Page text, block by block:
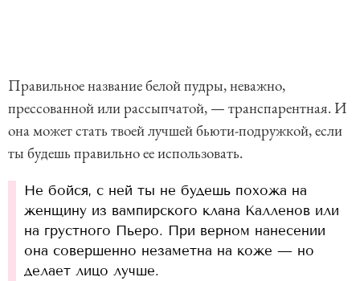
Правильное название белой пудры, неважно,
прессованной или рассыпчатой, — транспарентная. И
она может стать твоей лучшей бьюти-подружкой, если
ты будешь правильно ее использовать.
Не бойся, с ней ты не будешь похожа на
женщину из вампирского клана Калленов или
на грустного Пьеро. При верном нанесении
она совершенно незаметна на коже — но
делает лицо лучше.